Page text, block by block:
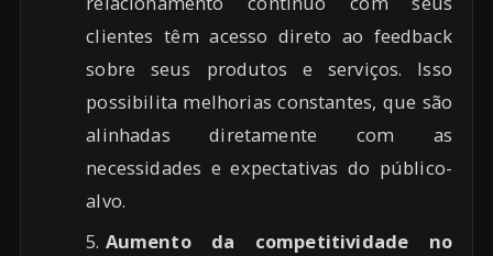
clientes têm acesso direto ao feedback
sobre seus produtos e serviços. Isso
possibilita melhorias constantes, que são
alinhadas diretamente com as
necessidades e expectativas do público-
alvo.
Aumento da competitividade no